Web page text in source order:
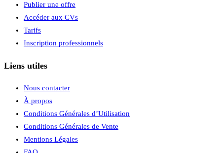
Publier une offre
Accéder aux CVs
Tarifs
Inscription professionnels
Liens utiles
Nous contacter
À propos
Conditions Générales d’Utilisation
Conditions Générales de Vente
Mentions Légales